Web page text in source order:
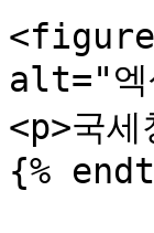
alt="엑
<p>국
{%